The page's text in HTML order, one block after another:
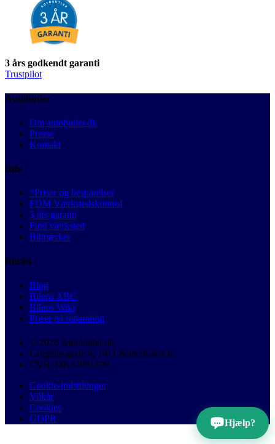
3 års godkendt garanti
Trustpilot
Autobutler
Om autobutler.dk
Presse
Kontakt
Info
*Priser og besparelser
FDM Værkstedskontrol
3 års garanti
Find værksted
Bilmærker
Bilråd
Blog
Bilens ABC
Bilens Wiki
Priser på reparation
© 2026 Autobutler.dk
Langebrogade 4, 1411 København K
CVR: DK32891799
Cookie-indstillinger
Vilkår
Cookies
GDPR
Hjælp?